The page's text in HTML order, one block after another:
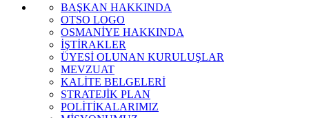
BAŞKAN HAKKINDA
OTSO LOGO
OSMANİYE HAKKINDA
İŞTİRAKLER
ÜYESİ OLUNAN KURULUŞLAR
MEVZUAT
KALİTE BELGELERİ
STRATEJİK PLAN
POLİTİKALARIMIZ